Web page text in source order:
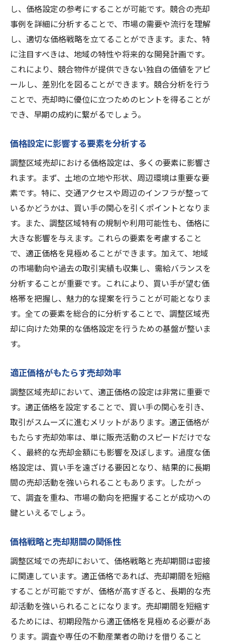
し、価格設定の参考にすることが可能です。競合の売却
事例を詳細に分析することで、市場の需要や流行を理解
し、適切な価格戦略を立てることができます。また、特
に注目すべきは、地域の特性や将来的な開発計画です。
これにより、競合物件が提供できない独自の価値をアピ
ールし、差別化を図ることができます。競合分析を行う
ことで、売却時に優位に立つためのヒントを得ることが
でき、早期の成約に繋がるでしょう。
価格設定に影響する要素を分析する
調整区域売却における価格設定は、多くの要素に影響さ
れます。まず、土地の立地や形状、周辺環境は重要な要
素です。特に、交通アクセスや周辺のインフラが整って
いるかどうかは、買い手の関心を引くポイントとなりま
す。また、調整区域特有の規制や利用可能性も、価格に
大きな影響を与えます。これらの要素を考慮すること
で、適正価格を見極めることができます。加えて、地域
の市場動向や過去の取引実績も収集し、需給バランスを
分析することが重要です。これにより、買い手が望む価
格帯を把握し、魅力的な提案を行うことが可能となりま
す。全ての要素を総合的に分析することで、調整区域売
却に向けた効果的な価格設定を行うための基盤が整いま
す。
適正価格がもたらす売却効率
調整区域売却において、適正価格の設定は非常に重要で
す。適正価格を設定することで、買い手の関心を引き、
取引がスムーズに進むメリットがあります。適正価格が
もたらす売却効率は、単に販売活動のスピードだけでな
く、最終的な売却金額にも影響を及ぼします。過度な価
格設定は、買い手を遠ざける要因となり、結果的に長期
間の売却活動を強いられることもあります。したがっ
て、調査を重ね、市場の動向を把握することが成功への
鍵といえるでしょう。
価格戦略と売却期間の関係性
調整区域での売却において、価格戦略と売却期間は密接
に関連しています。適正価格であれば、売却期間を短縮
することが可能ですが、価格が高すぎると、長期的な売
却活動を強いられることになります。売却期間を短縮す
るためには、初期段階から適正価格を見極める必要があ
ります。調査や専任の不動産業者の助けを借りること